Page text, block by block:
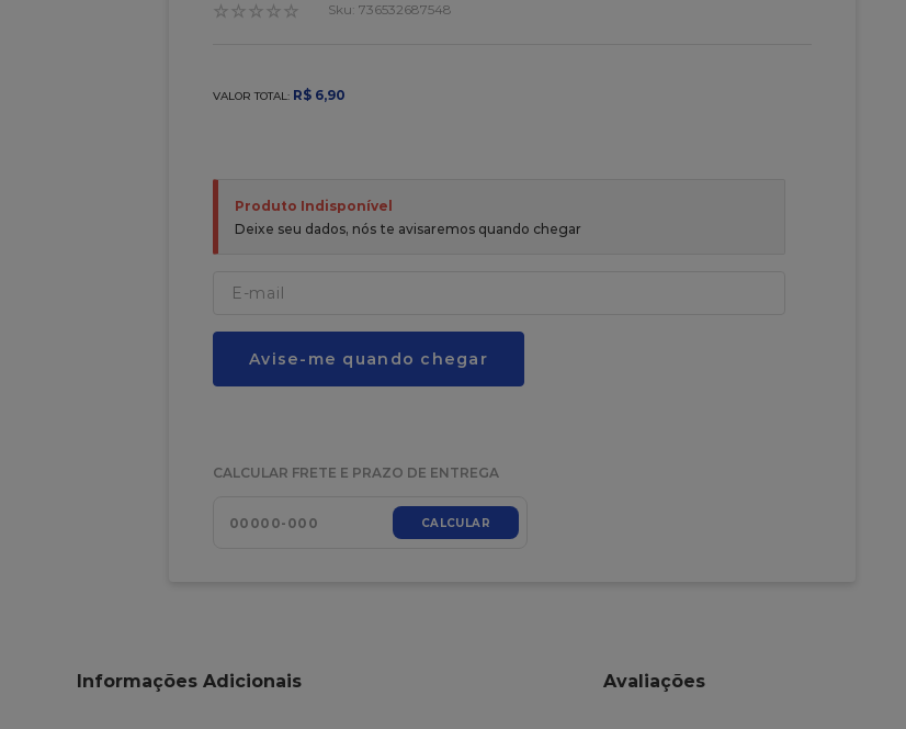
☆ ☆ ☆ ☆ ☆ : 736532687548
VALOR TOTAL: R$ 6,90
Produto Indisponível
Deixe seu dados, nós te avisaremos quando chegar
Avise-me quando chegar
CALCULAR FRETE E PRAZO DE ENTREGA
CALCULAR
Informações Adicionais Avaliações